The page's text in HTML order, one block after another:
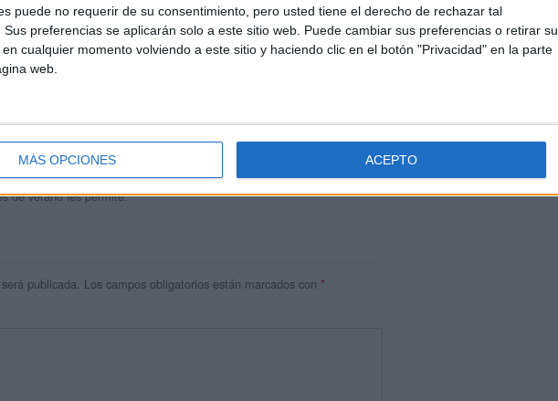
puede no requerir de su consentimiento, pero usted tiene el derecho de rechazar tal
Sus preferencias se aplicarán solo a este sitio web. Puede cambiar sus preferencias o retirar su
cualquier momento volviendo a este sitio y haciendo clic en el botón "Privacidad" en la parte
web.
MÁS OPCIONES ACEPTO
solo un blog, es la apuesta personal de dos profesores Ginés y
pareja, son los encargados de los contenidos que encontramos
vuelcan la mayor parte del tiempo, que sus tareas como docentes, y
de verano les permite.
publicada. Los campos obligatorios están marcados con *